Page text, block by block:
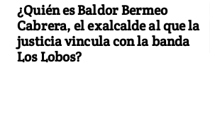
¿Quién es Baldor Bermeo
Cabrera, el exalcalde al que la
justicia vincula con la banda
Los Lobos?